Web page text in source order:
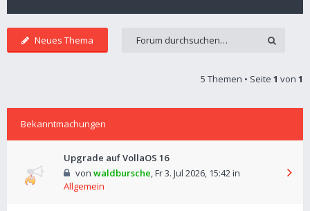
Neues Thema
5 Themen • Seite 1 von 1
Bekanntmachungen
Upgrade auf VollaOS 16
von waldbursche,Fr 3. Jul 2026, 15:42in
Allgemein